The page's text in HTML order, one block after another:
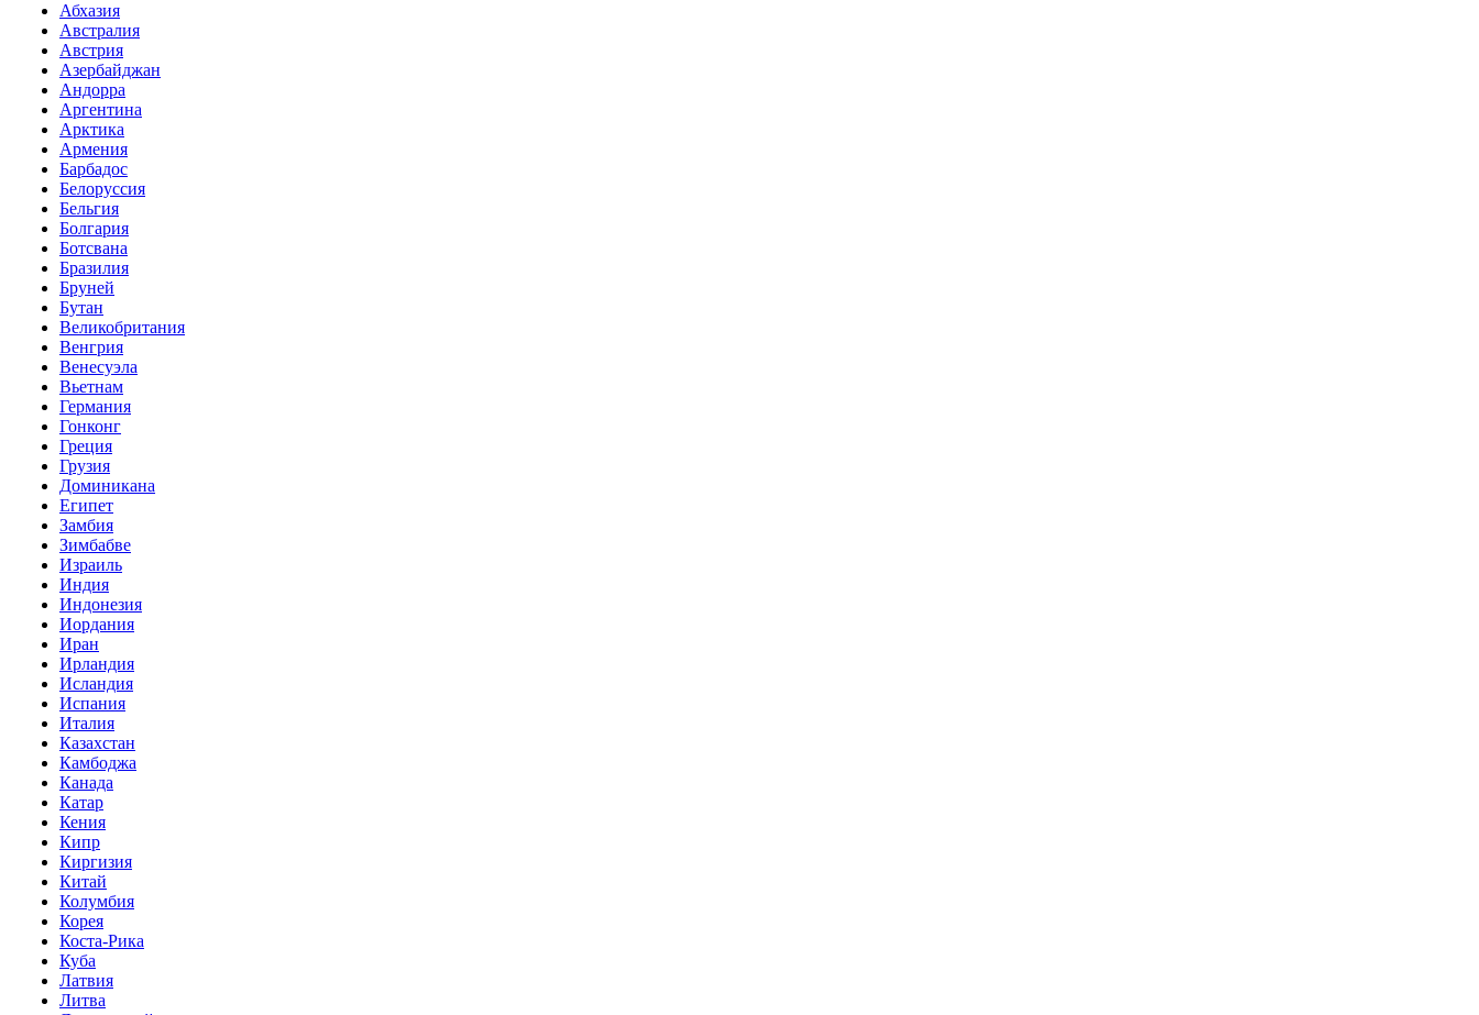
Абхазия
Австралия
Австрия
Азербайджан
Андорра
Аргентина
Арктика
Армения
Барбадос
Белоруссия
Бельгия
Болгария
Ботсвана
Бразилия
Бруней
Бутан
Великобритания
Венгрия
Венесуэла
Вьетнам
Германия
Гонконг
Греция
Грузия
Доминикана
Египет
Замбия
Зимбабве
Израиль
Индия
Индонезия
Иордания
Иран
Ирландия
Исландия
Испания
Италия
Казахстан
Камбоджа
Канада
Катар
Кения
Кипр
Киргизия
Китай
Колумбия
Корея
Коста-Рика
Куба
Латвия
Литва